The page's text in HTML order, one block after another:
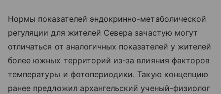
Нормы показателей эндокринно-метаболической
регуляции для жителей Севера зачастую могут
отличаться от аналогичных показателей у жителей
более южных территорий из-за влияния факторов
температуры и фотопериодики. Такую концепцию
ранее предложил архангельский ученый-физиолог